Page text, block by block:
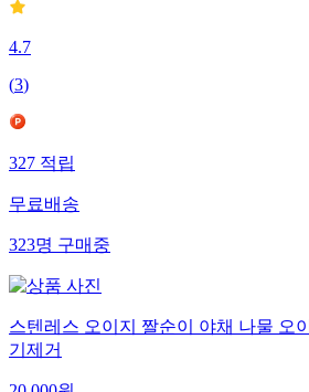
4.7
(3)
327적립
무료배송
323명구매중
스텐레스 오이지 짤순이 야채 나물 오
기제거